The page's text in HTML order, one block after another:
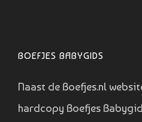
BOEFJES BABYGIDS
Naast de Boefjes.nl
hardcopy Boefjes